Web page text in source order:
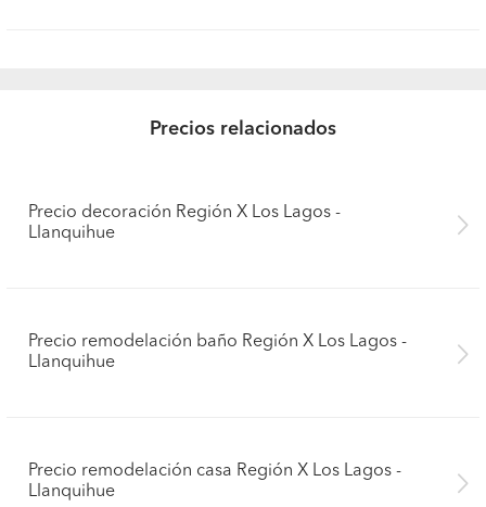
Precios relacionados
Precio decoración Región X Los Lagos -
Llanquihue
Precio remodelación baño Región X Los Lagos -
Llanquihue
Precio remodelación casa Región X Los Lagos -
Llanquihue